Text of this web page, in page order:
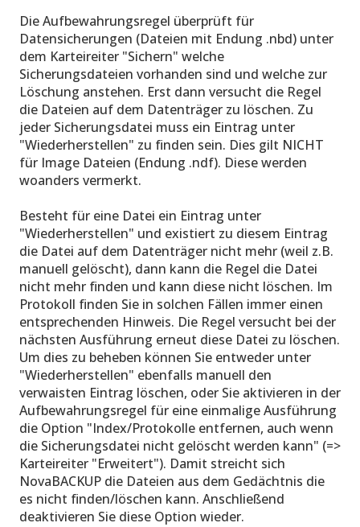
Die Aufbewahrungsregel überprüft für
Datensicherungen (Dateien mit Endung .nbd) unter
dem Karteireiter "Sichern" welche
Sicherungsdateien vorhanden sind und welche zur
Löschung anstehen. Erst dann versucht die Regel
die Dateien auf dem Datenträger zu löschen. Zu
jeder Sicherungsdatei muss ein Eintrag unter
"Wiederherstellen" zu finden sein. Dies gilt NICHT
für Image Dateien (Endung .ndf). Diese werden
woanders vermerkt.
Besteht für eine Datei ein Eintrag unter
"Wiederherstellen" und existiert zu diesem Eintrag
die Datei auf dem Datenträger nicht mehr (weil z.B.
manuell gelöscht), dann kann die Regel die Datei
nicht mehr finden und kann diese nicht löschen. Im
Protokoll finden Sie in solchen Fällen immer einen
entsprechenden Hinweis. Die Regel versucht bei der
nächsten Ausführung erneut diese Datei zu löschen.
Um dies zu beheben können Sie entweder unter
"Wiederherstellen" ebenfalls manuell den
verwaisten Eintrag löschen, oder Sie aktivieren in der
Aufbewahrungsregel für eine einmalige Ausführung
die Option "Index/Protokolle entfernen, auch wenn
die Sicherungsdatei nicht gelöscht werden kann" (=>
Karteireiter "Erweitert"). Damit streicht sich
NovaBACKUP die Dateien aus dem Gedächtnis die
es nicht finden/löschen kann. Anschließend
deaktivieren Sie diese Option wieder.